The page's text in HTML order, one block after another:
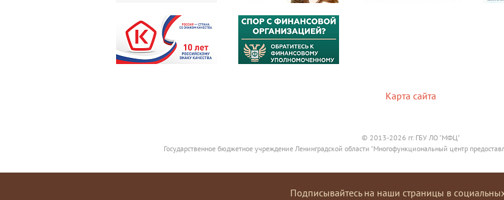
Карта сайта
© 2013-2026 гг. ГБУ ЛО "МФЦ"
Государственное бюджетное учреждение Ленинградской области "Многофункциональный центр
Подписывайтесь на наши страницы в